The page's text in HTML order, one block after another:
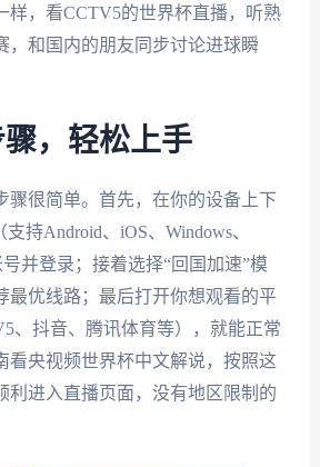
样，看CCTV5的世界杯直播，听熟
，和国内的朋友同步讨论进球瞬
，轻松上手
骤很简单。首先，在你的设备上下
支持Android、iOS、Windows、
并登录；接着选择“回国加速”模
最优线路；最后打开你想观看的平
、抖音、腾讯体育等），就能正常
看央视频世界杯中文解说，按照这
利进入直播页面，没有地区限制的